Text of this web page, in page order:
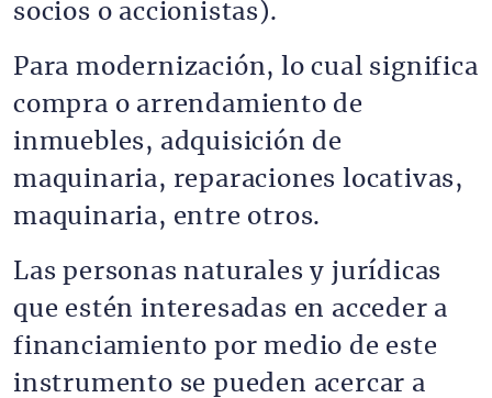
socios o accionistas).
Para modernización, lo cual significa
compra o arrendamiento de
inmuebles, adquisición de
maquinaria, reparaciones locativas,
maquinaria, entre otros.
Las personas naturales y jurídicas
que estén interesadas en acceder a
financiamiento por medio de este
instrumento se pueden acercar a